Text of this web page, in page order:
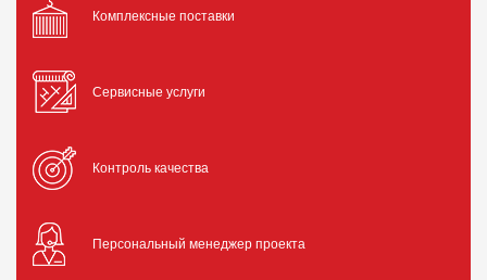
Комплексные поставки
Сервисные услуги
Контроль качества
Персональный менеджер проекта